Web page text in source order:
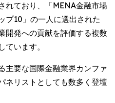
れており、「MENA金融市場
プ10」の一人に選出された
開発への貢献を評価する複数
います。
主要な国際金融業界カンファ
ネリストとしても数多く登壇